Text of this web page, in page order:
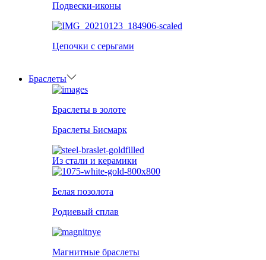
Подвески-иконы
Цепочки с серьгами
Браслеты
Браслеты в золоте
Браслеты Бисмарк
Из стали и керамики
Белая позолота
Родиевый сплав
Магнитные браслеты